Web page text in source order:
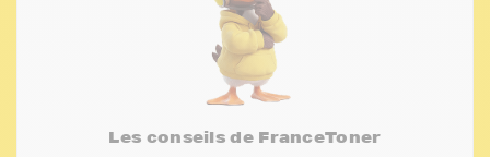
Les conseils de FranceToner